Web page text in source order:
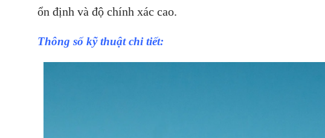
ổn định và độ chính xác cao.
Thông số kỹ thuật chi tiết: